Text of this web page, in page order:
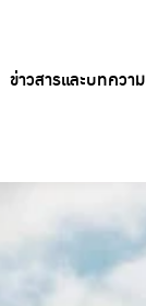
ข่าวสารและบทความ